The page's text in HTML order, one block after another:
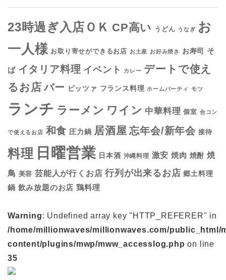
23時過ぎ入店ＯＫ CP高い うどん うなぎ お
一人様 お取り寄せができるお店 お土産 お好み焼き お寿司 そ
ば イタリア料理 イベント カレー デートで使え
るお店 バー ピッツァ フランス料理 ホームパーティ モツ
ランチ ラーメン ワイン 中華料理 個室 合コン
で使えるお店 和食 圧力鍋 居酒屋 忘年会/新年会 接待
料理 日曜営業 日本酒 沖縄料理 激安 焼肉 焼酎 焼
鳥 美容 芸能人が行くお店 行列が出来るお店 郷土料理
鍋 飲み放題のお店 鶏料理
Warning: Undefined array key "HTTP_REFERER" in
/home/millionwaves/millionwaves.com/public_html/
content/plugins/mwp/mww_accesslog.php on line
35